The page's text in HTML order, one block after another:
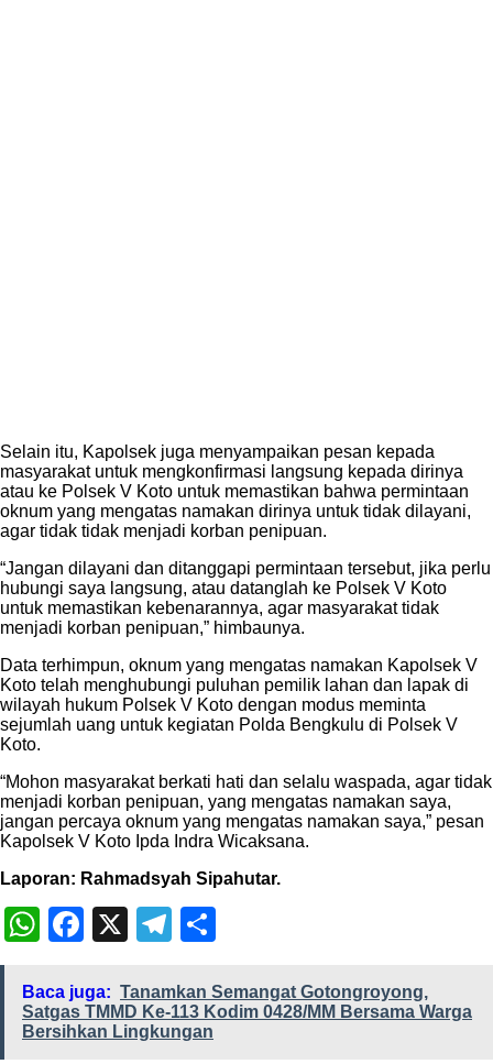
Selain itu, Kapolsek juga menyampaikan pesan kepada
masyarakat untuk mengkonfirmasi langsung kepada dirinya
atau ke Polsek V Koto untuk memastikan bahwa permintaan
oknum yang mengatas namakan dirinya untuk tidak dilayani,
agar tidak tidak menjadi korban penipuan.
“Jangan dilayani dan ditanggapi permintaan tersebut, jika perlu
hubungi saya langsung, atau datanglah ke Polsek V Koto
untuk memastikan kebenarannya, agar masyarakat tidak
menjadi korban penipuan,” himbaunya.
Data terhimpun, oknum yang mengatas namakan Kapolsek V
Koto telah menghubungi puluhan pemilik lahan dan lapak di
wilayah hukum Polsek V Koto dengan modus meminta
sejumlah uang untuk kegiatan Polda Bengkulu di Polsek V
Koto.
“Mohon masyarakat berkati hati dan selalu waspada, agar tidak
menjadi korban penipuan, yang mengatas namakan saya,
jangan percaya oknum yang mengatas namakan saya,” pesan
Kapolsek V Koto Ipda Indra Wicaksana.
Laporan: Rahmadsyah Sipahutar.
WhatsApp
Facebook
X Telegram
Baca juga: Tanamkan Semangat Gotongroyong,
Satgas TMMD Ke-113 Kodim 0428/MM Bersama Warga
Bersihkan Lingkungan